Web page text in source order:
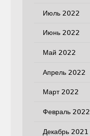
Июль 2022
Июнь 2022
Май 2022
Апрель 2022
Март 2022
Февраль 2022
Декабрь 2021